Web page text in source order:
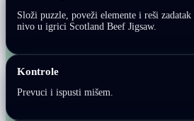
Složi puzzle, poveži elemente i reši
nivo u igrici Scotland Beef Jigsaw.
Kontrole
Prevuci i ispusti mišem.